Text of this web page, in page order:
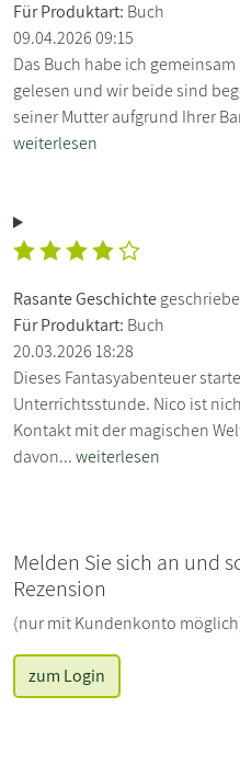
Für Produktart: Buch
09.04.2026 09:15
Das Buch habe ich
gelesen und wir beide sind
seiner Mutter aufgrund Ihrer
weiterlesen
Rasante Geschichte
Für Produktart: Buch
20.03.2026 18:28
Dieses Fantasyabenteuer
Unterrichtsstunde. Nico ist
Kontakt mit der magischen
davon...weiterlesen
Melden Sie sich an und
Rezension
(nur mit Kundenkonto
zum Login